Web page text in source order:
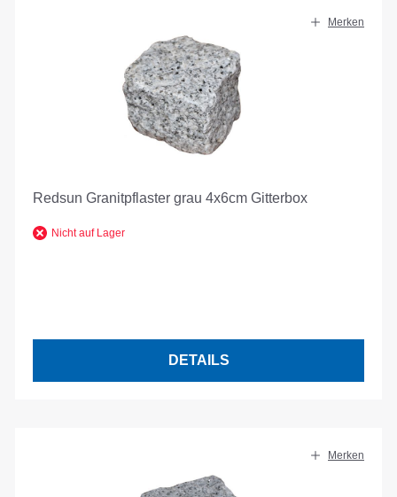
Merken
Redsun Granitpflaster grau 4x6cm Gitterbox
Nicht auf Lager
DETAILS
Merken